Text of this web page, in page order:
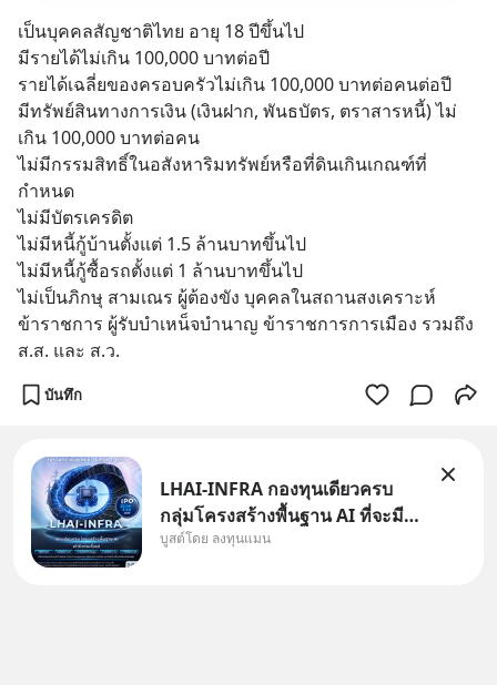
ประดิษฐ์ จะกลายเป็นตัวขับเคลื่อน
หลัก ของการเติบโตทางเศรษฐกิจ
และวิถีชีวิตของผู้คนอย่างยาวนา
นต่
เป็นบุคคลสัญชาติไทย อายุ 18 ปีขึ้นไป
มีรายได้ไม่เกิน 100,000 บาทต่อปี
รายได้เฉลี่ยของครอบครัวไม่เกิน 100,000 บาทต่อคนต่อปี
มีทรัพย์สินทางการเงิน (เงินฝาก, พันธบัตร, ตราสารหนี้) ไม่
เกิน 100,000 บาทต่อคน
ไม่มีกรรมสิทธิ์ในอสังหาริมทรัพย์หรือที่ดินเกินเกณฑ์ที่
กำหนด
ไม่มีบัตรเครดิต
ไม่มีหนี้กู้บ้านตั้งแต่ 1.5 ล้านบาทขึ้นไป
ไม่มีหนี้กู้ซื้อรถตั้งแต่ 1 ล้านบาทขึ้นไป
ไม่เป็นภิกษุ สามเณร ผู้ต้องขัง บุคคลในสถานสงเคราะห์
ข้าราชการ ผู้รับบำเหน็จบำนาญ ข้าราชการการเมือง รวมถึง
ส.ส. และ ส.ว.
บันทึก
LHAI-INFRA กองทุนเดียวครบ
กลุ่มโครงสร้างพื้นฐาน AI ที่จะมี
งบลงทุนครั้งใหญ่ในประวัติศาสตร์
บูสต์โดย ลงทุนแมน